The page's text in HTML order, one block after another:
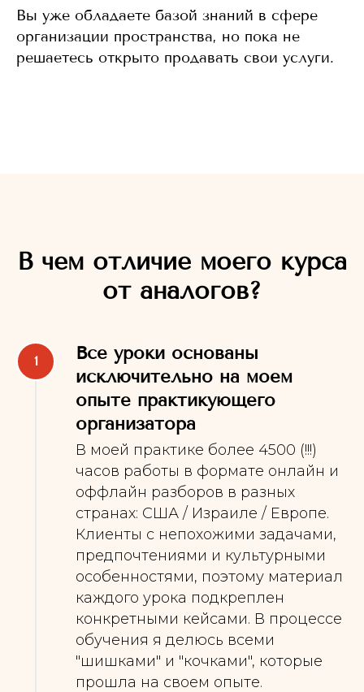
Вы уже обладаете базой знаний в сфере
организации пространства, но пока не
решаетесь открыто продавать свои услуги.
В чем отличие моего курса
от аналогов?
Все уроки основаны
исключительно на моем
опыте практикующего
организатора
В моей практике более 4500 (!!!)
часов работы в формате онлайн и
оффлайн разборов в разных
странах: США / Израиле / Европе.
Клиенты с непохожими задачами,
предпочтениями и культурными
особенностями, поэтому материал
каждого урока подкреплен
конкретными кейсами. В процессе
обучения я делюсь всеми
"шишками" и "кочками", которые
прошла на своем опыте.